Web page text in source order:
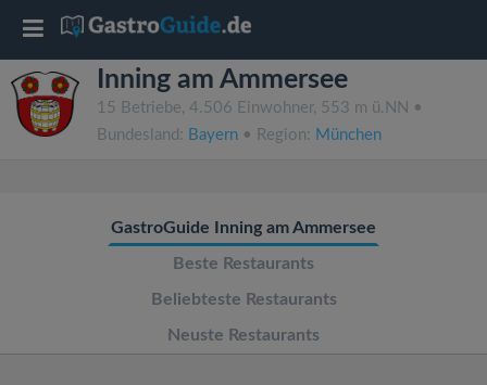
Inning am Ammersee
15 Betriebe, 4.506 Einwohner, 553 m ü.NN •
Bundesland: Bayern • Region: München
GastroGuide Inning am Ammersee
Beste Restaurants
Beliebteste Restaurants
Neuste Restaurants
T
o
g